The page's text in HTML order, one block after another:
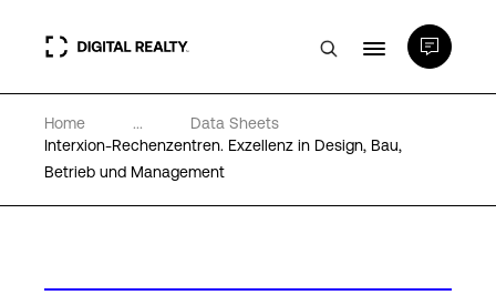
Rechenzentren
PlatformDIGITAL®
Home ...
Data Sheets
Interxion-Rechenzentren. Exzellenz in Design, Bau,
Betrieb und Management